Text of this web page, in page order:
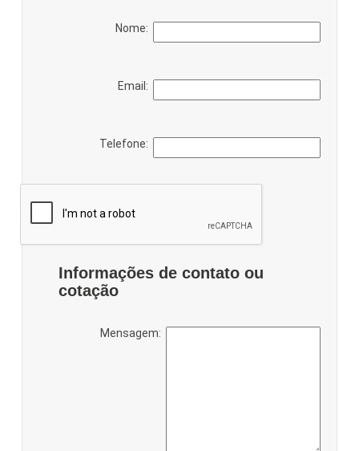
Nome:
Email:
Telefone:
Informações de contato ou
cotação
Mensagem: